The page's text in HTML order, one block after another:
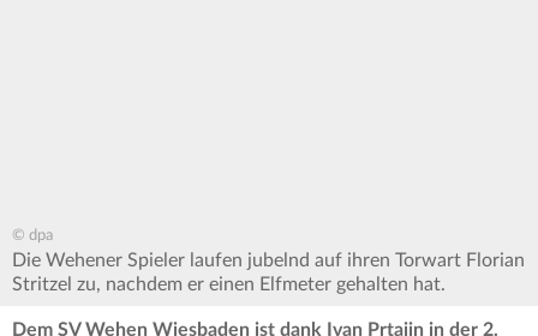
© dpa
Die Wehener Spieler laufen jubelnd auf ihren Torwart Florian
Stritzel zu, nachdem er einen Elfmeter gehalten hat.
Dem SV Wehen Wiesbaden ist dank Ivan Prtajin in der 2.